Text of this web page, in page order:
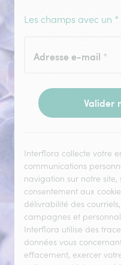
Les champs avec un
Adresse e-mail *
Valider
Interflora collecte votre
communications
navigation sur notre site,
consentement aux
délivrabilité des
campagnes et
Interflora utilise des
données vous
effacement, exercer